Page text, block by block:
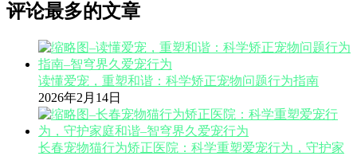
评论最多的文章
读懂爱宠，重塑和谐：科学矫正宠物问题行为指南
2026年2月14日
长春宠物猫行为矫正医院：科学重塑爱宠行为，守护家